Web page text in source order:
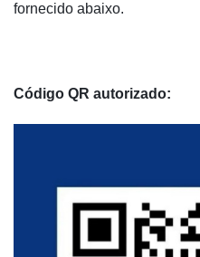
fornecido abaixo.
Código QR autorizado: